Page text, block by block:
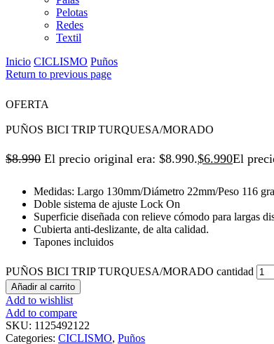
Pelotas
Redes
Textil
Inicio CICLISMO Puños
Return to previous page
OFERTA
PUÑOS BICI TRIP TURQUESA/MORADO
$8.990 El precio original era: $8.990.$6.990El
Medidas: Largo 130mm/Diámetro 22mm/Peso 116
Doble sistema de ajuste Lock On
Superficie diseñada con relieve cómodo para largas
Cubierta anti-deslizante, de alta calidad.
Tapones incluidos
PUÑOS BICI TRIP TURQUESA/MORADO cantidad
Añadir al carrito
Add to wishlist
Add to compare
SKU: 1125492122
Categories: CICLISMO, Puños